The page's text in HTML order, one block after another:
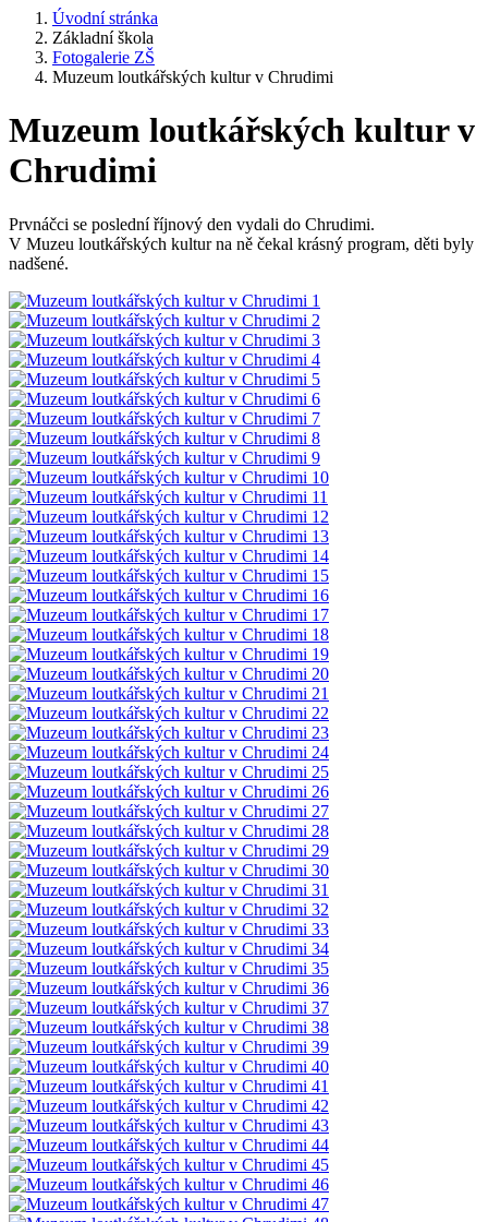
Úvodní stránka
Základní škola
Fotogalerie ZŠ
Muzeum loutkářských kultur v Chrudimi
Muzeum loutkářských kultur v
Chrudimi
Prvnáčci se poslední říjnový den vydali do Chrudimi.
V Muzeu loutkářských kultur na ně čekal krásný program, děti byly
nadšené.